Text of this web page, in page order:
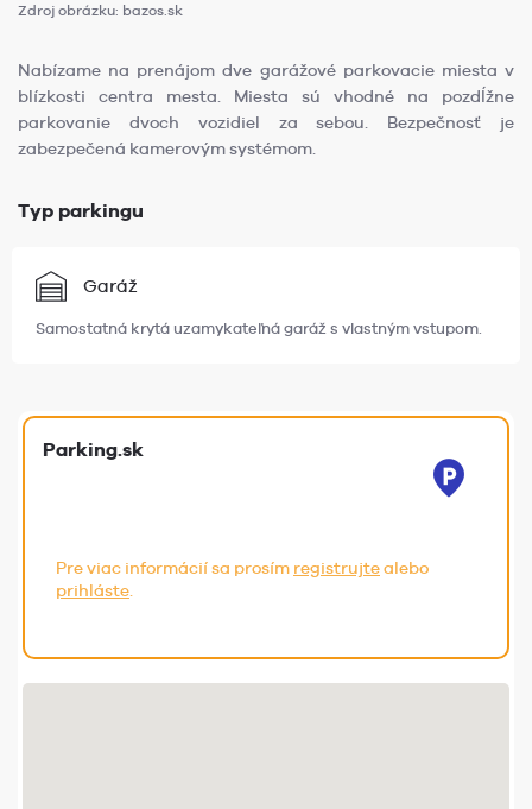
Zdroj obrázku: bazos.sk
Nabízame na prenájom dve garážové parkovacie miesta v
blízkosti centra mesta. Miesta sú vhodné na pozdĺžne
parkovanie dvoch vozidiel za sebou. Bezpečnosť je
zabezpečená kamerovým systémom.
Typ parkingu
Garáž
Samostatná krytá uzamykateľná garáž s vlastným vstupom.
Parking.sk
Pre viac informácií sa prosím registrujtealebo
prihláste